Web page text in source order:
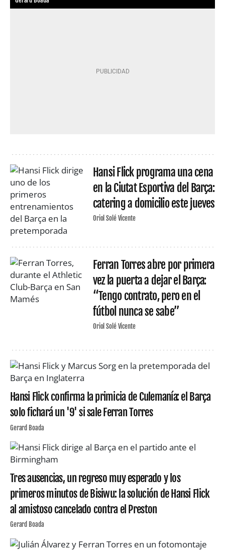
Hansi Flick programa una cena
en la Ciutat Esportiva del Barça:
catering a domicilio este jueves
Oriol Solé Vicente
Ferran Torres abre por primera
vez la puerta a dejar el Barça:
“Tengo contrato, pero en el
fútbol nunca se sabe”
Oriol Solé Vicente
Hansi Flick confirma la primicia de Culemanía: el Barça
solo fichará un '9' si sale Ferran Torres
Gerard Boada
Tres ausencias, un regreso muy esperado y los
primeros minutos de Bisiwu: la solución de Hansi Flick
al amistoso cancelado contra el Preston
Gerard Boada